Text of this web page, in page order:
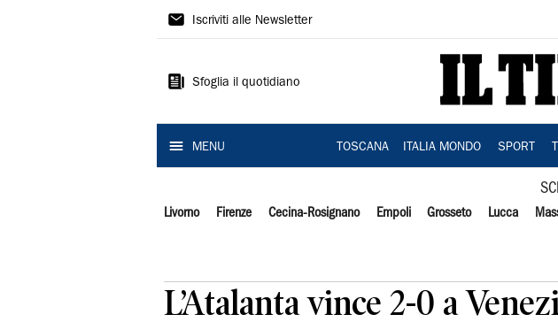
Il
Iscriviti alle Newsletter
Sfoglia il quotidiano
MENU TOSCANA ITALIA MONDO SPORT
Livorno Firenze Cecina-Rosignano Empoli Grosseto Lucca
L’Atalanta vince 2-0 a